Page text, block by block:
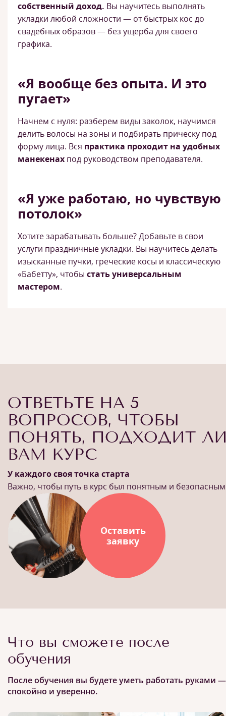
собственный доход. Вы научитесь выполнять
укладки любой сложности — от быстрых кос до
свадебных образов — без ущерба для своего
графика.
«Я вообще без опыта. И это
пугает»
Начнем с нуля: разберем виды заколок, научимся
делить волосы на зоны и подбирать прическу под
форму лица. Вся практика проходит на удобных
манекенах под руководством преподавателя.
«Я уже работаю, но чувствую
потолок»
Хотите зарабатывать больше? Добавьте в свои
услуги праздничные укладки. Вы научитесь делать
изысканные пучки, греческие косы и классическую
«Бабетту», чтобы стать универсальным
мастером.
ОТВЕТЬТЕ НА 5
ВОПРОСОВ, ЧТОБЫ
ПОНЯТЬ, ПОДХОДИТ
ВАМ КУРС
У каждого своя точка старта
Важно, чтобы путь в курс был понятным и безопасным
Оставить
заявку
Что вы сможете после
обучения
После обучения вы будете уметь работать руками —
спокойно и уверенно.